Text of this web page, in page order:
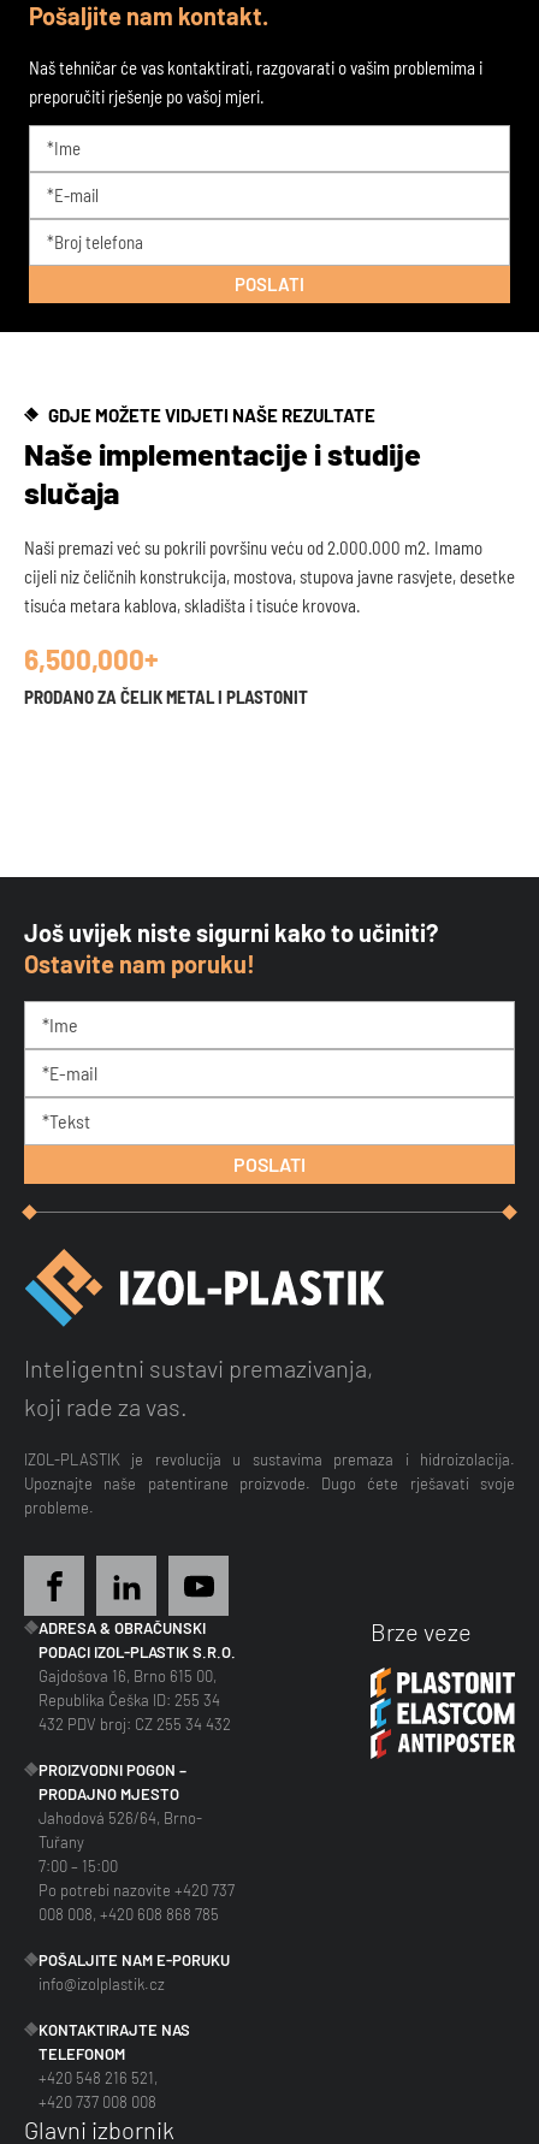
Pošaljite nam kontakt.
Naš tehničar će vas kontaktirati, razgovarati o vašim problemima i
preporučiti rješenje po vašoj mjeri.
GDJE MOŽETE VIDJETI NAŠE REZULTATE
Naše implementacije i studije
slučaja
Naši premazi već su pokrili površinu veću od 2.000.000 m2. Imamo
cijeli niz čeličnih konstrukcija, mostova, stupova javne rasvjete, desetke
tisuća metara kablova, skladišta i tisuće krovova.
6,500,000+
PRODANO ZA ČELIK METAL I PLASTONIT
Još uvijek niste sigurni kako to učiniti?
Ostavite nam poruku!
Inteligentni sustavi premazivanja,
koji rade za vas.
IZOL-PLASTIK je revolucija u sustavima premaza i hidroizolacija.
Upoznajte naše patentirane proizvode. Dugo ćete rješavati svoje
probleme.
ADRESA & OBRAČUNSKI
PODACI IZOL-PLASTIK S.R.O.
Gajdošova 16, Brno 615 00,
Republika Češka ID: 255 34
432 PDV broj: CZ 255 34 432
PROIZVODNI POGON –
PRODAJNO MJESTO
Jahodová 526/64, Brno-
Tuřany
7:00 – 15:00
Po potrebi nazovite +420 737
008 008, +420 608 868 785
POŠALJITE NAM E-PORUKU
info@izolplastik.cz
KONTAKTIRAJTE NAS
TELEFONOM
+420 548 216 521,
+420 737 008 008
Brze veze
Glavni izbornik